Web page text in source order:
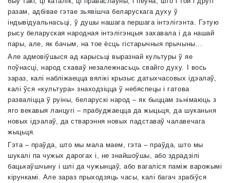
разам, адбівае гэтае зьявішча беларускага духу ў
індывідуальнасьці, ў душы нашага першага інтэлігэнта. Гэтую
рысу беларуская народная інтэлігэнцыя захавала і да нашай
пары, але, як бачым, на тое ёсць гістарычныя прычыны...
Але адмовіўшыся ад карысьці выразнай культуры ў яе
поўнасці, народ схаваў незалежнасьць свайго духу. І вось
зараз, калі набліжаецца вялікі крызыс датыхчасовых ідэалаў,
калі ўся «культура» знаходзіцца ў небяспецы і гатова
разваліцца ў руіны, беларускі народ – як быццам зьнімаюць з
яго векавыя ланцугі – прабуджаецца да жыцьця, да шуканьня
новых ідэалаў, да стварэння новых падставаў чалавечага
жыцьця.
Гэта – праўда, што мы мала маем, гэта – праўда, што мы
шукалі па чужых дарогах і, не знайшоўшы, або здрадзілі
бацькаўшчыну і шлі да чужынцаў, або вагаліся паміж варожымі
кірункамі. Але зараз прыходзяць часы, калі багач зрабіўся